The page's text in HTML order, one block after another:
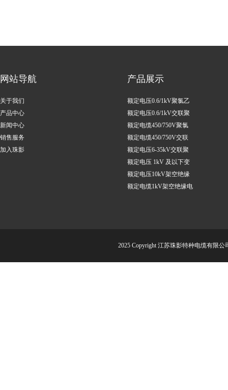
网站导航
关于我们
产品中心
新闻中心
销售服务
加入珠影
产品展示
额定电压0.6/1kV聚氯乙
烯绝缘电力电缆
额定电压0.6/1kV交联聚
乙烯绝缘电力电缆
额定电缆450/750V聚氯
乙烯绝缘控制电缆
额定电缆450/750V交联
聚乙烯绝缘控制电缆
额定电压6-35kV交联聚
乙烯绝缘电力电缆
额定电压 1kV 及以下变
频调速用电缆
额定电压10kV架空绝缘
电缆
额定电缆1kV架空绝缘电
2025 Copyright 江苏珠影特种电缆有限